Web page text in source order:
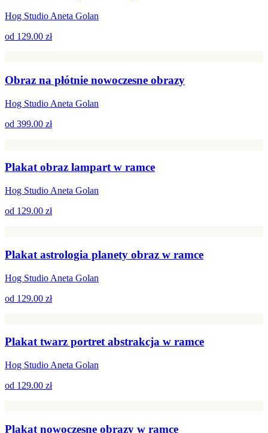
Hog Studio Aneta Golan
od 129.00 zł
Obraz na płótnie nowoczesne obrazy
Hog Studio Aneta Golan
od 399.00 zł
Plakat obraz lampart w ramce
Hog Studio Aneta Golan
od 129.00 zł
Plakat astrologia planety obraz w ramce
Hog Studio Aneta Golan
od 129.00 zł
Plakat twarz portret abstrakcja w ramce
Hog Studio Aneta Golan
od 129.00 zł
Plakat nowoczesne obrazy w ramce